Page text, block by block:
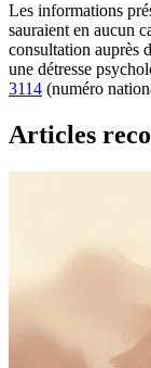
Les informations
sauraient en aucun
consultation auprès
une détresse
3114 (numéro
Articles